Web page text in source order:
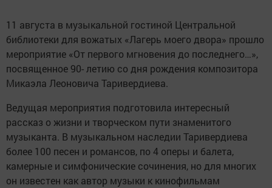
11 августа в музыкальной гостиной Центральной
библиотеки для вожатых «Лагерь моего двора» прошло
мероприятие «От первого мгновения до последнего…»,
посвященное 90- летию со дня рождения композитора
Микаэла Леоновича Таривердиева.
Ведущая мероприятия подготовила интересный
рассказ о жизни и творческом пути знаменитого
музыканта. В музыкальном наследии Таривердиева
более 100 песен и романсов, по 4 оперы и балета,
камерные и симфонические сочинения, но для многих
он известен как автор музыки к кинофильмам